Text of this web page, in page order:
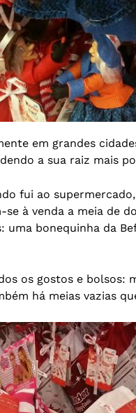
em grandes
a sua raiz mais
fui ao
à venda a meia de
uma bonequinha da
os gostos e bolsos:
há meias vazias